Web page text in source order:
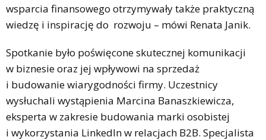
wsparcia finansowego otrzymywały także praktyczną
wiedzę i inspirację do rozwoju – mówi Renata Janik.
Spotkanie było poświęcone skutecznej komunikacji
w biznesie oraz jej wpływowi na sprzedaż
i budowanie wiarygodności firmy. Uczestnicy
wysłuchali wystąpienia Marcina Banaszkiewicza,
eksperta w zakresie budowania marki osobistej
i wykorzystania LinkedIn w relacjach B2B. Specjalista